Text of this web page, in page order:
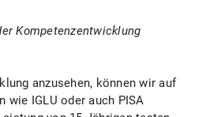
Kompetenzentwicklung
anzusehen, können wir auf
wie IGLU oder auch PISA